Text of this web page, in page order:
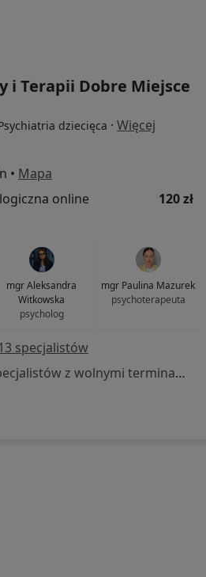
i Terapii Dobre Miejsce
dziecięca · Więcej
• Mapa
online
120 zł
mgr Aleksandra
Witkowska
psycholog
mgr Paulina Mazurek
psychoterapeuta
specjalistów
Brak dostępnych specjalistów z wolnymi terminami w tym centrum medycznym.